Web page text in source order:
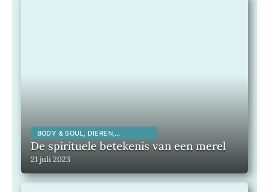
BODY & SOUL, DIEREN,
SPIRITUALITEIT,
De spirituele betekenis van een merel
21 juli 2023